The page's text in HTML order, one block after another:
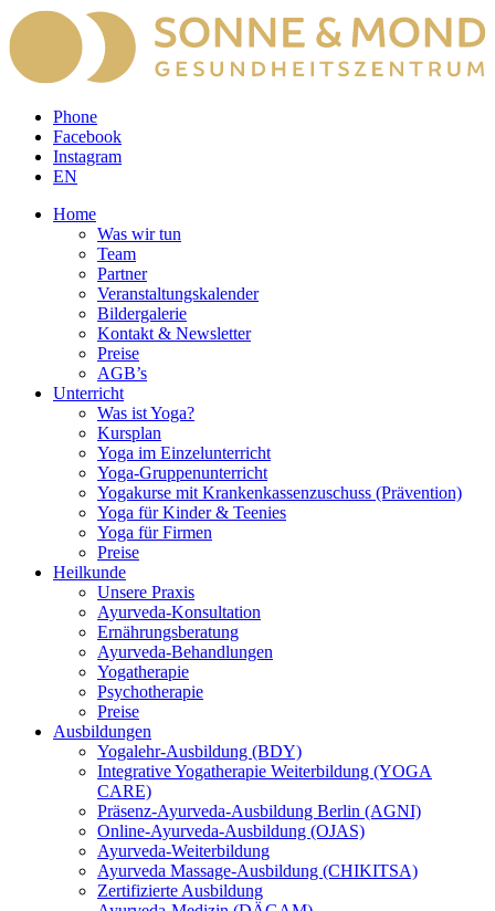
Phone
Facebook
Instagram
EN
Home
Was wir tun
Team
Partner
Veranstaltungskalender
Bildergalerie
Kontakt & Newsletter
Preise
AGB’s
Unterricht
Was ist Yoga?
Kursplan
Yoga im Einzelunterricht
Yoga-Gruppenunterricht
Yogakurse mit Krankenkassenzuschuss (Prävention)
Yoga für Kinder & Teenies
Yoga für Firmen
Preise
Heilkunde
Unsere Praxis
Ayurveda-Konsultation
Ernährungsberatung
Ayurveda-Behandlungen
Yogatherapie
Psychotherapie
Preise
Ausbildungen
Yogalehr-Ausbildung (BDY)
Integrative Yogatherapie Weiterbildung (YOGA
CARE)
Präsenz-Ayurveda-Ausbildung Berlin (AGNI)
Online-Ayurveda-Ausbildung (OJAS)
Ayurveda-Weiterbildung
Ayurveda Massage-Ausbildung (CHIKITSA)
Zertifizierte Ausbildung